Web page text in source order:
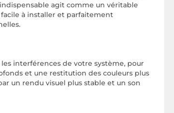
agit comme un véritable
à installer et parfaitement
interférences de votre système, pour
et une restitution des couleurs plus
un rendu visuel plus stable et un son